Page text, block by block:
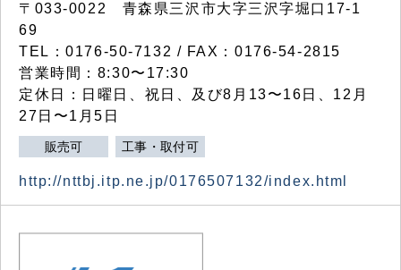
〒033-0022 青森県三沢市大字三沢字堀口17-1
69
TEL：0176-50-7132 / FAX：0176-54-2815
営業時間：8:30〜17:30
定休日：日曜日、祝日、及び8月13〜16日、12月
27日〜1月5日
販売可 工事・取付可
http://nttbj.itp.ne.jp/0176507132/index.html